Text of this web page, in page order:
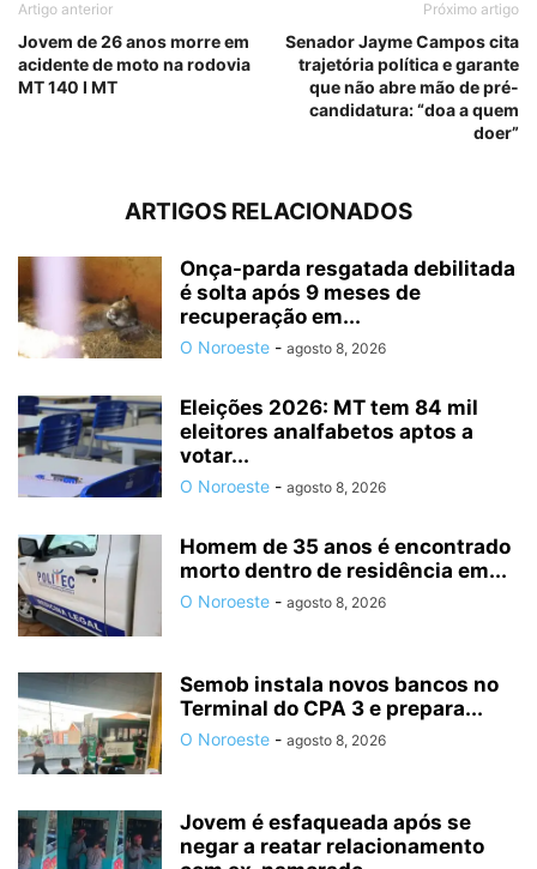
Artigo anterior
Jovem de 26 anos morre em
acidente de moto na rodovia
MT 140 I MT
Próximo artigo
Senador Jayme Campos cita
trajetória política e garante
que não abre mão de pré-
candidatura: “doa a quem
doer”
ARTIGOS RELACIONADOS
Onça-parda resgatada debilitada
é solta após 9 meses de
recuperação em...
O Noroeste - agosto 8, 2026
Eleições 2026: MT tem 84 mil
eleitores analfabetos aptos a
votar...
O Noroeste - agosto 8, 2026
Homem de 35 anos é encontrado
morto dentro de residência em...
O Noroeste - agosto 8, 2026
Semob instala novos bancos no
Terminal do CPA 3 e prepara...
O Noroeste - agosto 8, 2026
Jovem é esfaqueada após se
negar a reatar relacionamento